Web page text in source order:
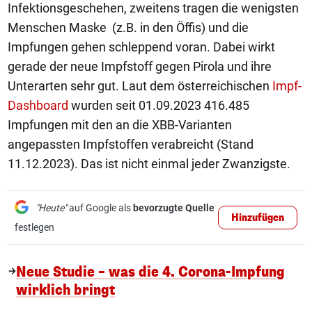
Infektionsgeschehen, zweitens tragen die wenigsten
Menschen Maske (z.B. in den Öffis) und die
Impfungen gehen schleppend voran. Dabei wirkt
gerade der neue Impfstoff gegen Pirola und ihre
Unterarten sehr gut. Laut dem österreichischen Impf-
Dashboard wurden seit 01.09.2023 416.485
Impfungen mit den an die XBB-Varianten
angepassten Impfstoffen verabreicht (Stand
11.12.2023). Das ist nicht einmal jeder Zwanzigste.
"Heute"auf Google als bevorzugte Quelle
festlegen
Hinzufügen
Neue Studie – was die 4. Corona-Impfung
wirklich bringt
1/5